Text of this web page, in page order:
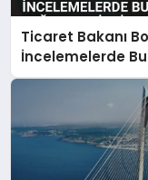
Ticaret Bakanı
İncelemelerde
Değerlendirdi